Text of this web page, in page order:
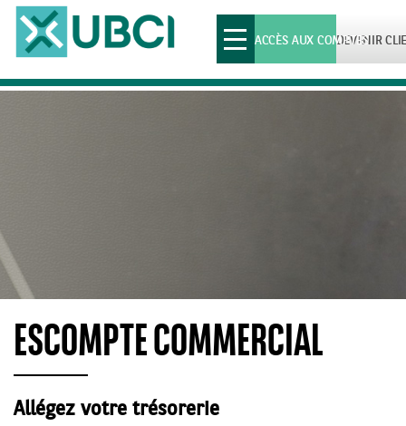
Toggle
navigationDEVENIR
ACCÈS AUX COMPTES
ESCOMPTE COMMERCIAL
Allégez votre trésorerie